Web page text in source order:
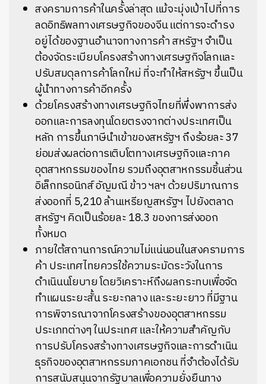
สงครามการค้าในครั้งล่าสุด แม้จะมุ่งเป้าไปที่การ
ลดอิทธิพลทางเศรษฐกิจของจีน แต่การจะดำรง
อยู่ได้ของฐานอำนาจทางการค้า สหรัฐฯ จำเป็น
ต้องจัดระเบียบโครงสร้างทางเศรษฐกิจโลกและ
ปรับสมดุลการค้าโลกใหม่ ที่จะทำให้สหรัฐฯ ขึ้นเป็น
ผู้นำทางการค้าอีกครั้ง
ด้วยโครงสร้างทางเศรษฐกิจไทยที่พึ่งพาการส่ง
ออกและการลงทุนโดยตรงจากต่างประเทศเป็น
หลัก การขึ้นภาษีนำเข้าของสหรัฐฯ ถึงร้อยละ 37
ย่อมส่งผลต่อการเติบโตทางเศรษฐกิจและภาค
อุตสาหกรรมของไทย รวมถึงอุตสาหกรรมชิ้นส่วน
อิเล็กทรอนิกส์ อัญมณี ข้าว ฯลฯ ด้วยปริมาณการ
ส่งออกที่ 5,210 ล้านเหรียญสหรัฐฯ ไปยังตลาด
สหรัฐฯ คิดเป็นร้อยละ 18.3 ของการส่งออก
ทั้งหมด
ภายใต้สถานการณ์ความไม่แน่นอนในสงครามการ
ค้า ประเทศไทยควรใช้ความระมัดระวังในการ
ดำเนินนโยบาย โดยวิเคราะห์ถึงผลกระทบเพื่อจัด
ทำแผนระยะสั้น ระยะกลาง และระยะยาว ที่มีฐาน
การพิจารณาจากโครงสร้างของอุตสาหกรรม
ประเภทต่างๆ ในประเทศ และให้ความสำคัญกับ
การปรับโครงสร้างทางเศรษฐกิจและการดำเนิน
ธุรกิจของอุตสาหกรรมภาคเอกชน ที่จำต้องได้รับ
การสนับสนุนจากรัฐบาลเพื่อความยั่งยืนทาง